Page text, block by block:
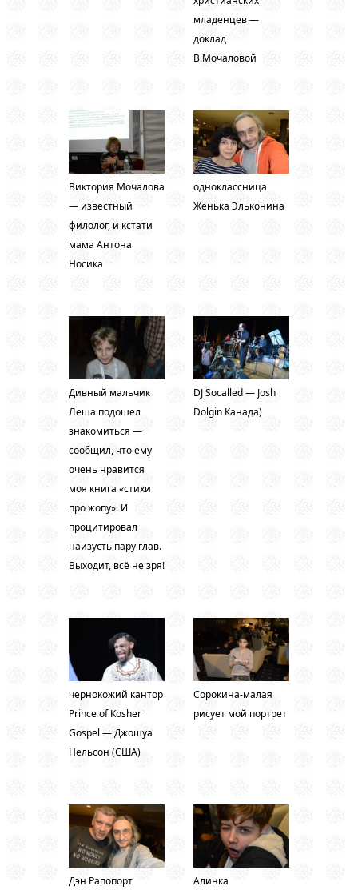
младенцев —
доклад
В.Мочаловой
Виктория Мочалова
— известный
филолог, и кстати
мама Антона
Носика
одноклассница
Женька Эльконина
Дивный мальчик
Леша подошел
знакомиться —
сообщил, что ему
очень нравится
моя книга «стихи
про жопу». И
процитировал
наизусть пару глав.
Выходит, всё не зря!
DJ Socalled — Josh
Dolgin Канада)
чернокожий кантор
Prince of Kosher
Gospel — Джошуа
Нельсон (США)
Сорокина-малая
рисует мой портрет
Дэн Рапопорт Алинка